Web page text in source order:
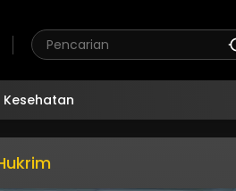
Kesehatan